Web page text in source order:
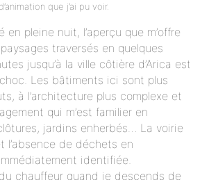
que j’ai pu voir.
en pleine nuit, l’aperçu que m’offre
traversés en quelques
jusqu’à la ville côtière d’Arica est
Les bâtiments ici sont plus
à l’architecture plus complexe et
qui m’est familier en
jardins enherbés… La voirie
l’absence de déchets en
identifiée.
chauffeur quand je descends de